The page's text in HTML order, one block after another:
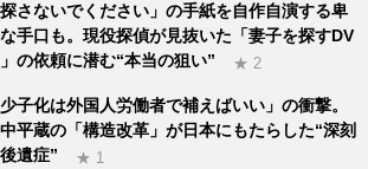
探さないでください」の手紙を自作自演する卑
手口も。現役探偵が見抜いた「妻子を探すDV
の依頼に潜む“本当の狙い”
★ 2
少子化は外国人労働者で補えばいい」の衝撃。
平蔵の「構造改革」が日本にもたらした“深刻
遺症”
★ 1